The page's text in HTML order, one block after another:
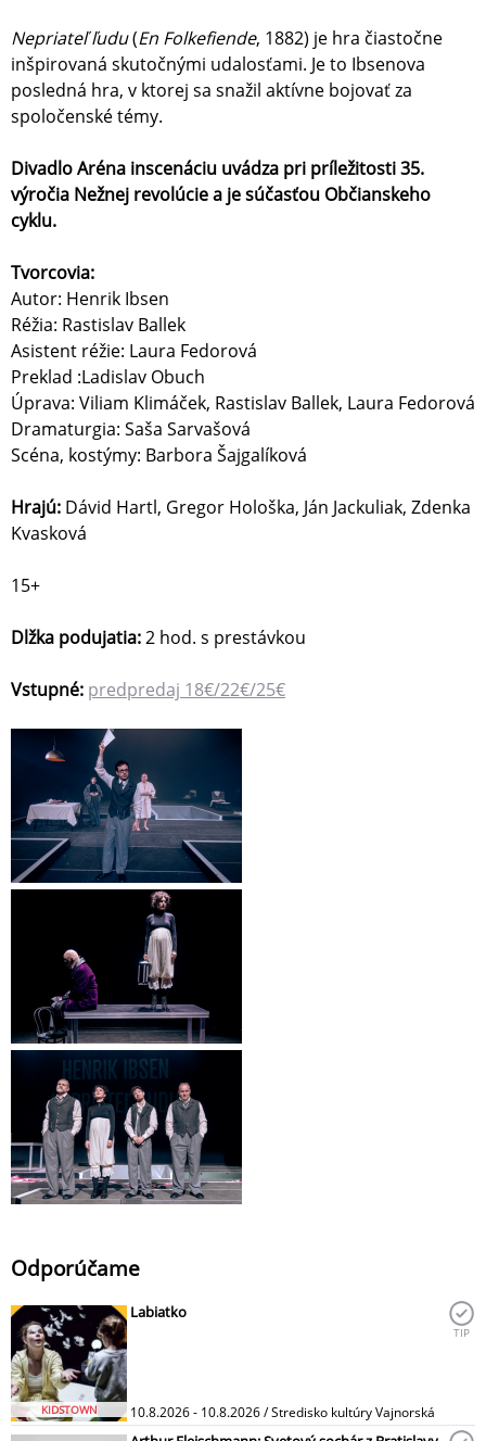
Nepriateľ ľudu(En Folkefiende, 1882) je hra čiastočne
inšpirovaná skutočnými udalosťami. Je to Ibsenova
posledná hra, v ktorej sa snažil aktívne bojovať za
spoločenské témy.
Divadlo Aréna inscenáciu uvádza pri príležitosti 35.
výročia Nežnej revolúcie a je súčasťou Občianskeho
cyklu.
Tvorcovia:
Autor: Henrik Ibsen
Réžia: Rastislav Ballek
Asistent réžie: Laura Fedorová
Preklad :Ladislav Obuch
Úprava: Viliam Klimáček, Rastislav Ballek, Laura Fedorová
Dramaturgia: Saša Sarvašová
Scéna, kostýmy: Barbora Šajgalíková
Hrajú: Dávid Hartl, Gregor Hološka, Ján Jackuliak, Zdenka
Kvasková
15+
Dlžka podujatia:2 hod. s prestávkou
Vstupné: predpredaj 18€/22€/25€
Odporúčame
KIDSTOWN
Labiatko
10.8.2026 - 10.8.2026 / Stredisko kultúry Vajnorská
TIP